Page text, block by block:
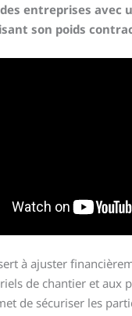
entreprises avec
son poids
à ajuster
de chantier et aux
de sécuriser les